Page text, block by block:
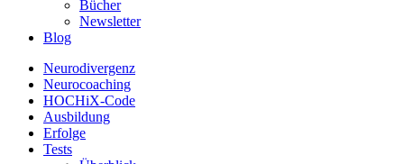
Bücher
Newsletter
Blog
Neurodivergenz
Neurocoaching
HOCHiX-Code
Ausbildung
Erfolge
Tests